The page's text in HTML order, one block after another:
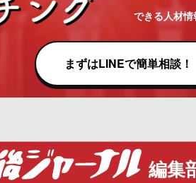
できる人材情
まずはLINEで簡単相談！
編集